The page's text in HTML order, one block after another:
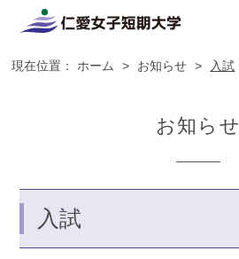
現在位置： ホーム > お知らせ > 入試
お知らせ
入試